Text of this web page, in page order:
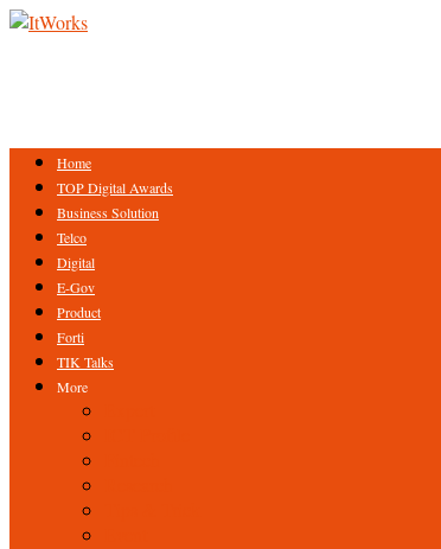
Home
TOP Digital Awards
Business Solution
Telco
Digital
E-Gov
Product
Forti
TIK Talks
More